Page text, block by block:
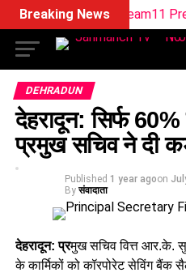
Breaking News
SOB vs MO Dream11
DEHRADUN
देहरादून: सिर्फ 60%
प्रमुख सचिव ने दी
Published 1 year agoon
By संवादाता
देहरादून: प्रमुख सचिव वित्त आर.के.
के कार्मिकों को कॉरपोरेट सेविंग बैंक